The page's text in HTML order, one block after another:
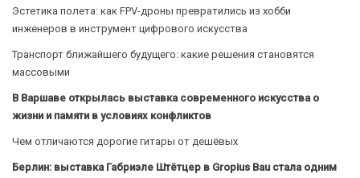
Эстетика полета: как FPV-дроны превратились из хобби
инженеров в инструмент цифрового искусства
Транспорт ближайшего будущего: какие решения становятся
массовыми
В Варшаве открылась выставка современного искусства о
жизни и памяти в условиях конфликтов
Чем отличаются дорогие гитары от дешёвых
Берлин: выставка Габриэле Штётцер в Gropius Bau стала одним